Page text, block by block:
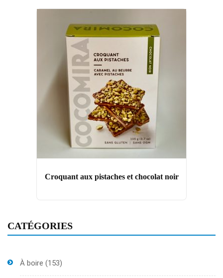
CATÉGORIES
À boire (153)
Croquant aux pistaches et chocolat noir